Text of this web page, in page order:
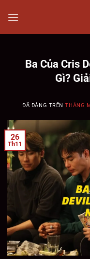
đến
Ba Của Cris
Gì?
ĐÃ ĐĂNG TRÊNTHÁNG
26
Th11